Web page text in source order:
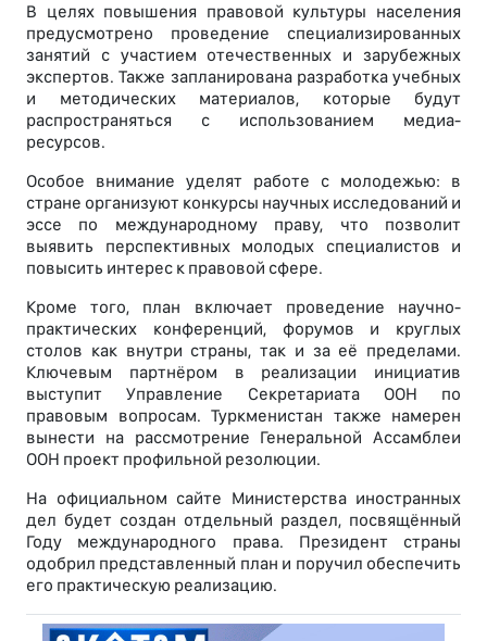
В целях повышения правовой культуры населения
предусмотрено проведение специализированных
занятий с участием отечественных и зарубежных
экспертов. Также запланирована разработка учебных
и методических материалов, которые будут
распространяться с использованием медиа-
ресурсов.
Особое внимание уделят работе с молодежью: в
стране организуют конкурсы научных исследований и
эссе по международному праву, что позволит
выявить перспективных молодых специалистов и
повысить интерес к правовой сфере.
Кроме того, план включает проведение научно-
практических конференций, форумов и круглых
столов как внутри страны, так и за её пределами.
Ключевым партнёром в реализации инициатив
выступит Управление Секретариата ООН по
правовым вопросам. Туркменистан также намерен
вынести на рассмотрение Генеральной Ассамблеи
ООН проект профильной резолюции.
На официальном сайте Министерства иностранных
дел будет создан отдельный раздел, посвящённый
Году международного права. Президент страны
одобрил представленный план и поручил обеспечить
его практическую реализацию.